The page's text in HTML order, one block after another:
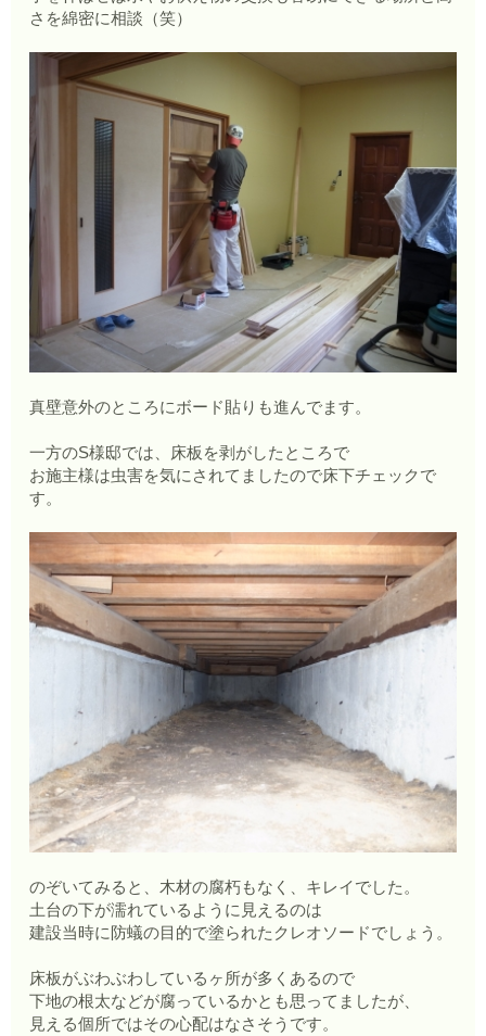
さを綿密に相談（笑）
真壁意外のところにボード貼りも進んでます。
一方のS様邸では、床板を剥がしたところで
お施主様は虫害を気にされてましたので床下チェックで
す。
のぞいてみると、木材の腐朽もなく、キレイでした。
土台の下が濡れているように見えるのは
建設当時に防蟻の目的で塗られたクレオソードでしょう。
床板がぶわぶわしているヶ所が多くあるので
下地の根太などが腐っているかとも思ってましたが、
見える個所ではその心配はなさそうです。